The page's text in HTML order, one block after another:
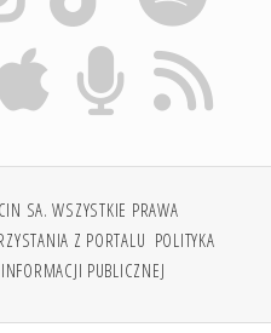
SA. WSZYSTKIE PRAWA
Z PORTALU POLITYKA
PUBLICZNEJ